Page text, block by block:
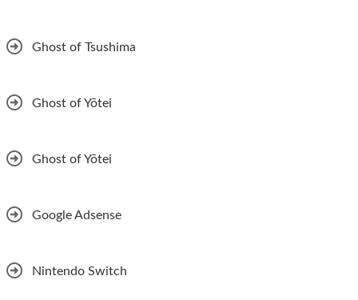
Ghost of Tsushima
Ghost of Yōtei
Ghost of Yōtei
Google Adsense
Nintendo Switch